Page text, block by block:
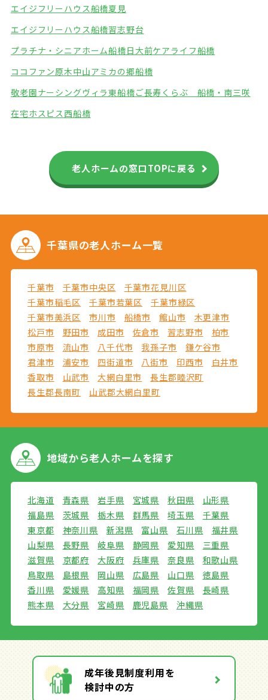
エイジフリーハウス船橋夏見
エイジフリーハウス船橋習志野台
プラチナ・シニアホーム船橋日大前ケアライフ船橋
ココファン原木中山アミカの郷船橋
敬老園ナーシングヴィラ東船橋ご長寿くらぶ 船橋・南三咲
在宅ホスピス西船橋
老人ホームの窓口TOPに戻る
千葉県の老人ホーム一覧
千葉市 千葉市中央区
千葉市花見川区
千葉市稲毛区
千葉市若葉区
千葉市緑区
千葉市美浜区
市川市 船橋市 館山市
木更津市
松戸市
野田市 成田市 佐倉市 習志野市
柏市
市原市
流山市 八千代市 我孫子市
鎌ケ谷市
君津市
浦安市 四街道市 八街市 印西市
白井市
香取市
山武市 大網白里市
長生郡睦沢町
長生郡長南町
山武郡大網白里町
地域から老人ホームを探す
北海道 青森県 岩手県 宮城県 秋田県
山形県
福島県
茨城県 栃木県 群馬県 埼玉県
千葉県
東京都
神奈川県 新潟県 富山県 石川県
福井県
山梨県
長野県 岐阜県 静岡県 愛知県
三重県
滋賀県
京都府 大阪府 兵庫県 奈良県
和歌山県
鳥取県
島根県 岡山県 広島県 山口県
徳島県
香川県
愛媛県 高知県 福岡県 佐賀県
長崎県
熊本県
大分県 宮崎県 鹿児島県 沖縄県
成年後見制度利用を
検討中の方